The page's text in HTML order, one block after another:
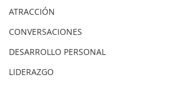
ATRACCIÓN
CONVERSACIONES
DESARROLLO PERSONAL
LIDERAZGO